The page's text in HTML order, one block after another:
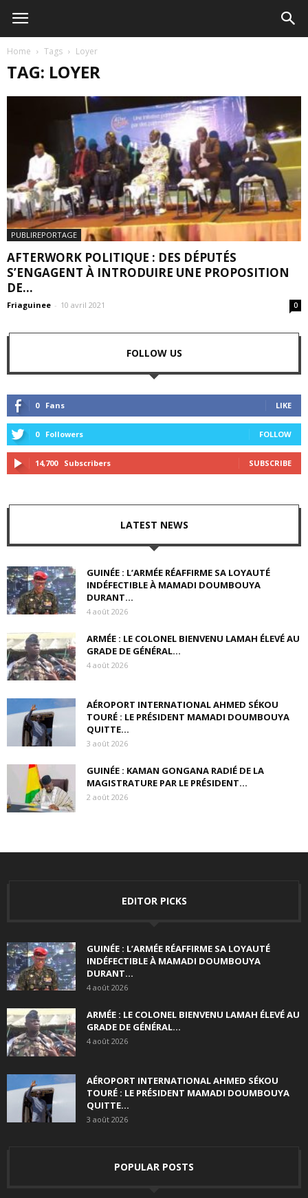
Home Tags Loyer
TAG: LOYER
PUBLIREPORTAGE
AFTERWORK POLITIQUE : DES DÉPUTÉS
S’ENGAGENT À INTRODUIRE UNE PROPOSITION
DE...
Friaguinee - 10 avril 2021 0
FOLLOW US
0 Fans LIKE
0 Followers FOLLOW
14,700 Subscribers SUBSCRIBE
LATEST NEWS
GUINÉE : L’ARMÉE RÉAFFIRME SA LOYAUTÉ
INDÉFECTIBLE À MAMADI DOUMBOUYA
DURANT...
4 août 2026
ARMÉE : LE COLONEL BIENVENU LAMAH ÉLEVÉ AU
GRADE DE GÉNÉRAL...
4 août 2026
AÉROPORT INTERNATIONAL AHMED SÉKOU
TOURÉ : LE PRÉSIDENT MAMADI DOUMBOUYA
QUITTE...
3 août 2026
GUINÉE : KAMAN GONGANA RADIÉ DE LA
MAGISTRATURE PAR LE PRÉSIDENT...
2 août 2026
EDITOR PICKS
GUINÉE : L’ARMÉE RÉAFFIRME SA LOYAUTÉ
INDÉFECTIBLE À MAMADI DOUMBOUYA
DURANT...
4 août 2026
ARMÉE : LE COLONEL BIENVENU LAMAH ÉLEVÉ AU
GRADE DE GÉNÉRAL...
4 août 2026
AÉROPORT INTERNATIONAL AHMED SÉKOU
TOURÉ : LE PRÉSIDENT MAMADI DOUMBOUYA
QUITTE...
3 août 2026
POPULAR POSTS